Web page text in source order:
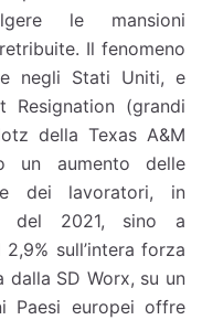
le mansioni
Il fenomeno
negli Stati Uniti, e
(grandi
della Texas A&M
un aumento delle
dei lavoratori, in
del 2021, sino a
sull’intera forza
dalla SD Worx, su un
Paesi europei offre